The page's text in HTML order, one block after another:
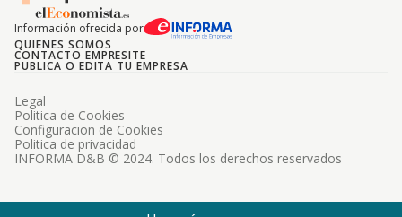
Información ofrecida por
QUIENES SOMOS
CONTACTO EMPRESITE
PUBLICA O EDITA TU EMPRESA
INFORMA D&B © 2024. Todos los derechos reservados
Legal
Politica de Cookies
Configuracion de Cookies
Politica de privacidad